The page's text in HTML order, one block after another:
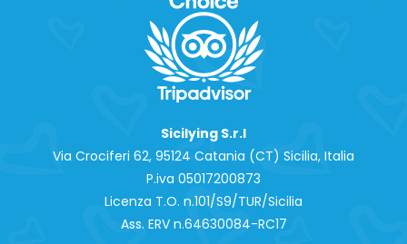
Sicilying S.r.l
Via Crociferi 62, 95124 Catania (CT) Sicilia, Italia
P.iva 0‍5017200873
Licenza T.O. n.101/S9/TUR/Sicilia
Ass. ERV n.64630084-RC17